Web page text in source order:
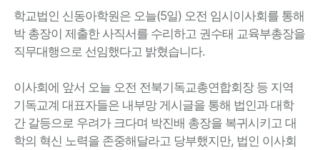
학교법인 신동아학원은 오늘(5일) 오전 임시이사회를 통해
박 총장이 제출한 사직서를 수리하고 권수태 교육부총장을
직무대행으로 선임했다고 밝혔습니다.
이사회에 앞서 오늘 오전 전북기독교총연합회장 등 지역
기독교계 대표자들은 내부망 게시글을 통해 법인과 대학
간 갈등으로 우려가 크다며 박진배 총장을 복귀시키고 대
학의 혁신 노력을 존중해달라고 당부했지만, 법인 이사회